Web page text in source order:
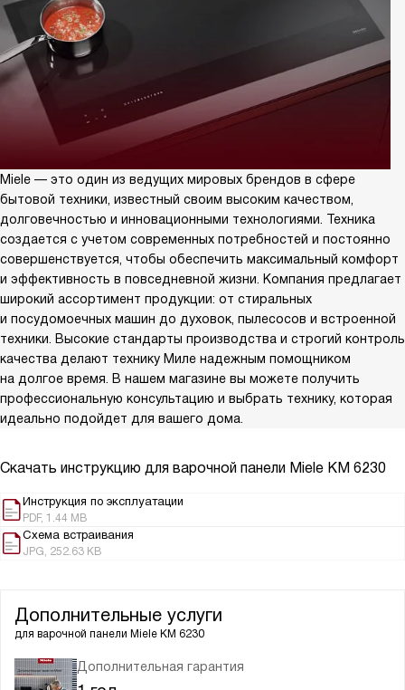
Miele — это один из ведущих мировых брендов в сфере
бытовой техники, известный своим высоким качеством,
долговечностью и инновационными технологиями. Техника
создается с учетом современных потребностей и постоянно
совершенствуется, чтобы обеспечить максимальный комфорт
и эффективность в повседневной жизни. Компания предлагает
широкий ассортимент продукции: от стиральных
и посудомоечных машин до духовок, пылесосов и встроенной
техники. Высокие стандарты производства и строгий контроль
качества делают технику Миле надежным помощником
на долгое время. В нашем магазине вы можете получить
профессиональную консультацию и выбрать технику, которая
идеально подойдет для вашего дома.
Скачать инструкцию для варочной панели Miele KM 6230
Инструкция по эксплуатации
PDF, 1.44 MB
Схема встраивания
JPG, 252.63 KB
Дополнительные услуги
для варочной панели Miele KM 6230
Дополнительная гарантия